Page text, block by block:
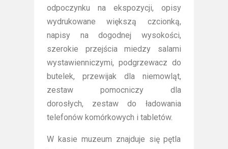
odpoczynku na ekspozycji, opisy
wydrukowane większą czcionką,
napisy na dogodnej wysokości,
szerokie przejścia miedzy salami
wystawienniczymi, podgrzewacz do
butelek, przewijak dla niemowląt,
zestaw pomocniczy dla
dorosłych, zestaw do ładowania
telefonów komórkowych i tabletów.
W kasie muzeum znajduje się pętla